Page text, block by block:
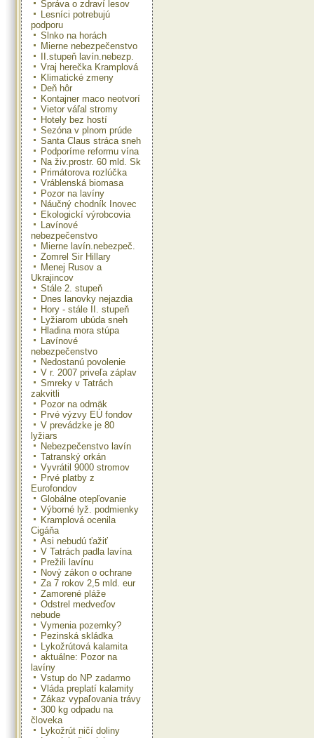
Správa o zdraví lesov
Lesníci potrebujú
podporu
Slnko na horách
Mierne nebezpečenstvo
II.stupeň lavín.nebezp.
Vraj herečka Kramplová
Klimatické zmeny
Deň hôr
Kontajner maco neotvorí
Vietor váľal stromy
Hotely bez hostí
Sezóna v plnom prúde
Santa Claus stráca sneh
Podporíme reformu vína
Na živ.prostr. 60 mld. Sk
Primátorova rozlúčka
Vráblenská biomasa
Pozor na lavíny
Náučný chodník Inovec
Ekologickí výrobcovia
Lavínové
nebezpečenstvo
Mierne lavín.nebezpeč.
Zomrel Sir Hillary
Menej Rusov a
Ukrajincov
Stále 2. stupeň
Dnes lanovky nejazdia
Hory - stále II. stupeň
Lyžiarom ubúda sneh
Hladina mora stúpa
Lavínové
nebezpečenstvo
Nedostanú povolenie
V r. 2007 priveľa záplav
Smreky v Tatrách
zakvitli
Pozor na odmäk
Prvé výzvy EÚ fondov
V prevádzke je 80
lyžiars
Nebezpečenstvo lavín
Tatranský orkán
Vyvrátil 9000 stromov
Prvé platby z
Eurofondov
Globálne otepľovanie
Výborné lyž. podmienky
Kramplová ocenila
Cigáňa
Asi nebudú ťažiť
V Tatrách padla lavína
Prežili lavínu
Nový zákon o ochrane
Za 7 rokov 2,5 mld. eur
Zamorené pláže
Odstrel medveďov
nebude
Vymenia pozemky?
Pezinská skládka
Lykožrútová kalamita
aktuálne: Pozor na
lavíny
Vstup do NP zadarmo
Vláda preplatí kalamity
Zákaz vypaľovania trávy
300 kg odpadu na
človeka
Lykožrút ničí doliny